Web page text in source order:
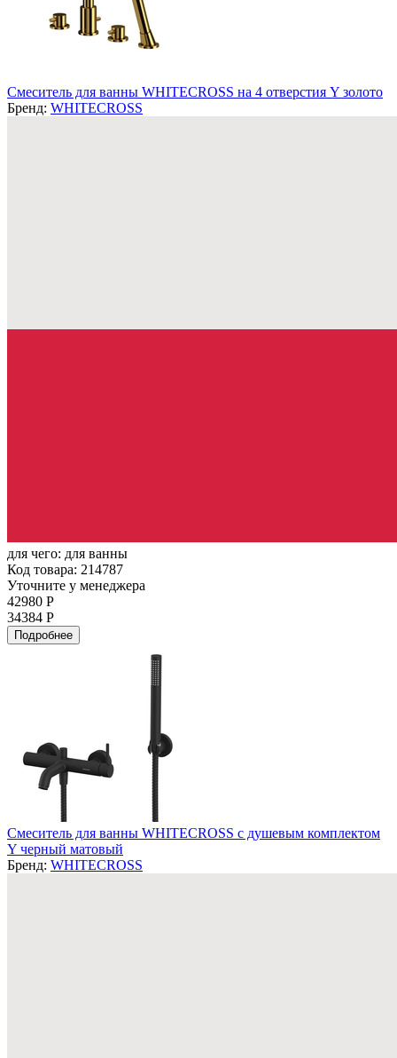
Смеситель для ванны WHITECROSS на 4 отверстия Y золото
Бренд: WHITECROSS
для чего: для ванны
Код товара: 214787
Уточните у менеджера
42980 Р
34384 Р
Подробнее
Смеситель для ванны WHITECROSS с душевым комплектом
Y черный матовый
Бренд: WHITECROSS